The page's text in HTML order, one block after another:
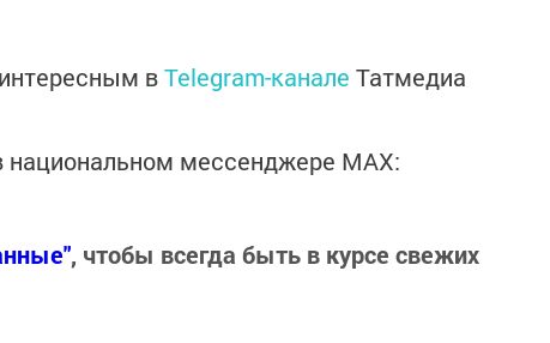
вTelegram-канале Татмедиа
национальном мессенджере MАХ:
, чтобы всегда быть в курсе свежих